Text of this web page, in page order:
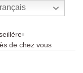
de chez vous